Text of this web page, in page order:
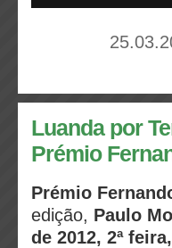
Luanda por
Prémio
Prémio
edição, Paulo
de 2012, 2ª